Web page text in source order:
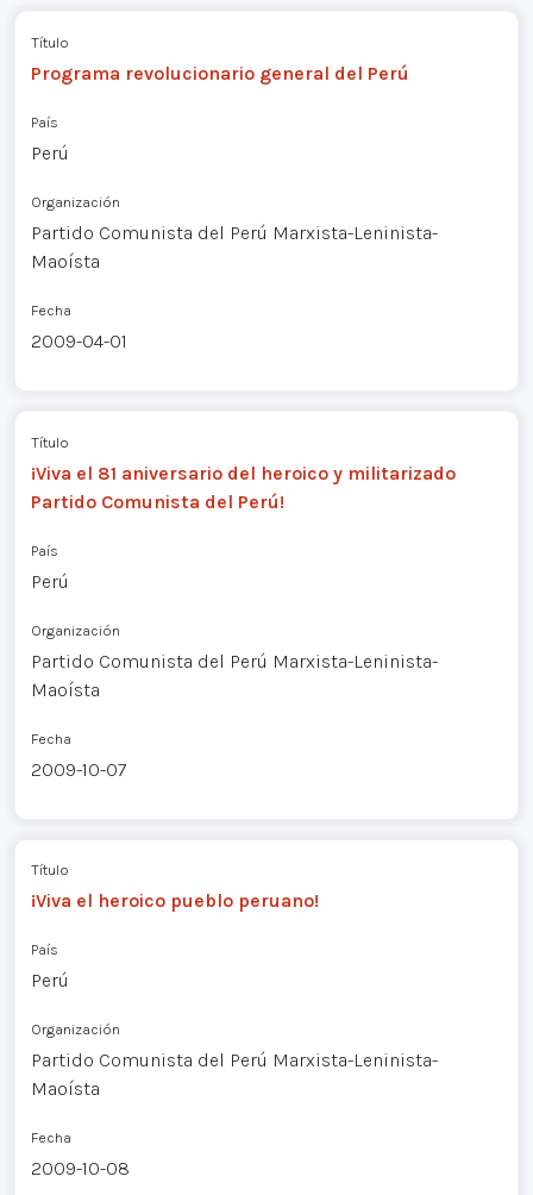
Título
Programa revolucionario general del Perú
País
Perú
Organización
Partido Comunista del Perú Marxista-Leninista-
Maoísta
Fecha
2009-04-01
Título
¡Viva el 81 aniversario del heroico y militarizado
Partido Comunista del Perú!
País
Perú
Organización
Partido Comunista del Perú Marxista-Leninista-
Maoísta
Fecha
2009-10-07
Título
¡Viva el heroico pueblo peruano!
País
Perú
Organización
Partido Comunista del Perú Marxista-Leninista-
Maoísta
Fecha
2009-10-08